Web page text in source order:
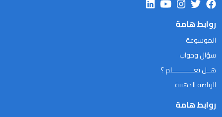
روابط هامة
الموسوعة
سؤال وجواب
هــل تعـــــــــــلم ؟
الرياضة الذهنية
روابط هامة